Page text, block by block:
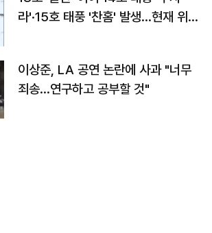
라'·15호 태풍 '찬홈' 발생…현재 위
이상준, LA 공연 논란에 사과 "너무
죄송…연구하고 공부할 것"